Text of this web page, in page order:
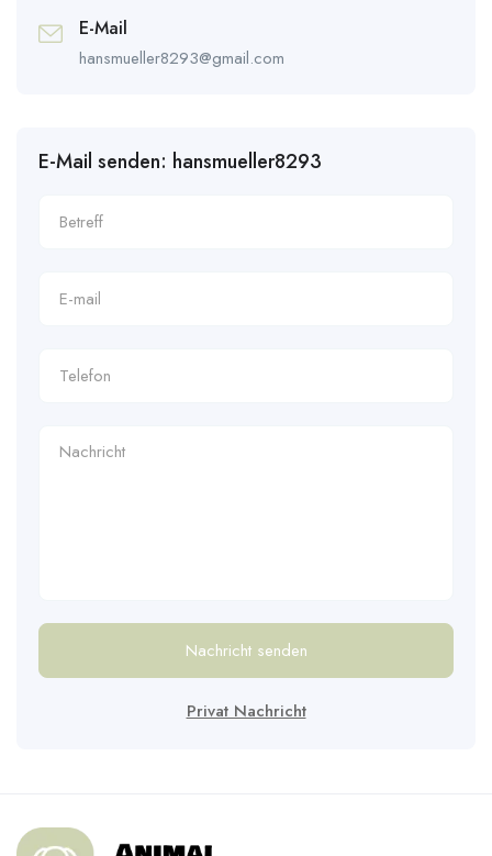
E-Mail
hansmueller8293@gmail.com
E-Mail senden: hansmueller8293
Nachricht senden
Privat Nachricht